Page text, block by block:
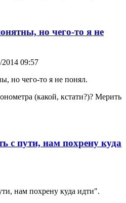
но чего-то я не
09:57
но чего-то я не понял.
(какой, кстати?)? Мерить
с пути, нам похрену куда
нам похрену куда идти".